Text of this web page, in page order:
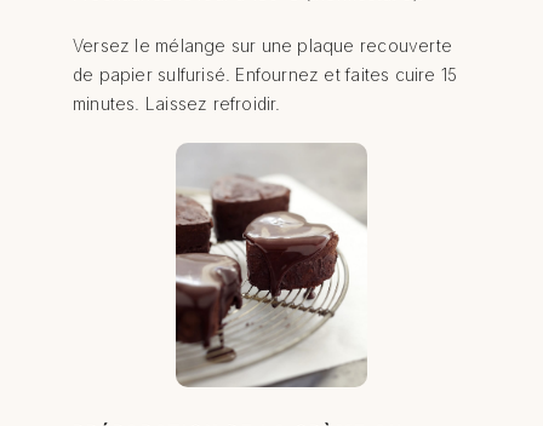
Versez le mélange sur une plaque recouverte
de papier sulfurisé. Enfournez et faites cuire 15
minutes. Laissez refroidir.